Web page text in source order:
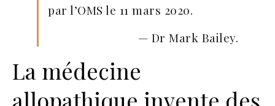
par l’OMS le 11 mars 2020.
— Dr Mark Bailey.
La médecine
allopathique invente des